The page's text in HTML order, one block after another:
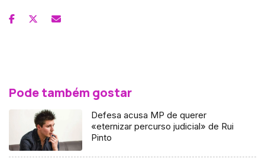
Pode também gostar
Defesa acusa MP de querer
«eternizar percurso judicial» de Rui
Pinto